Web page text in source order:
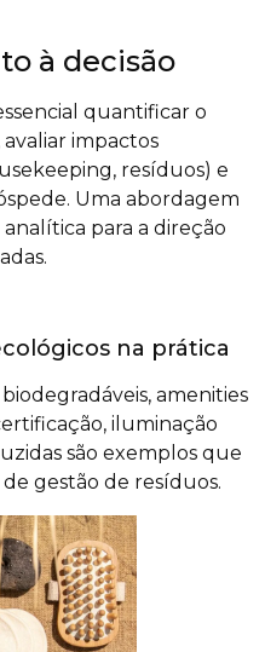
à decisão
quantificar o
impactos
resíduos) e
Uma abordagem
para a direção
na prática
amenities
iluminação
são exemplos que
gestão de resíduos.